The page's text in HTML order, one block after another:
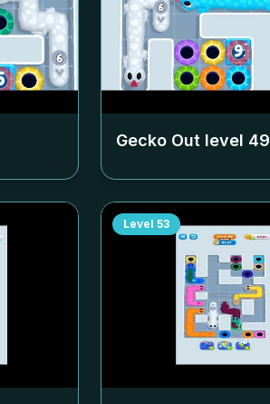
Gecko Out level 49
Level 53